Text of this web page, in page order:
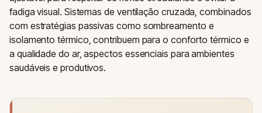
fadiga visual. Sistemas de ventilação cruzada, combinados
com estratégias passivas como sombreamento e
isolamento térmico, contribuem para o conforto térmico e
a qualidade do ar, aspectos essenciais para ambientes
saudáveis e produtivos.